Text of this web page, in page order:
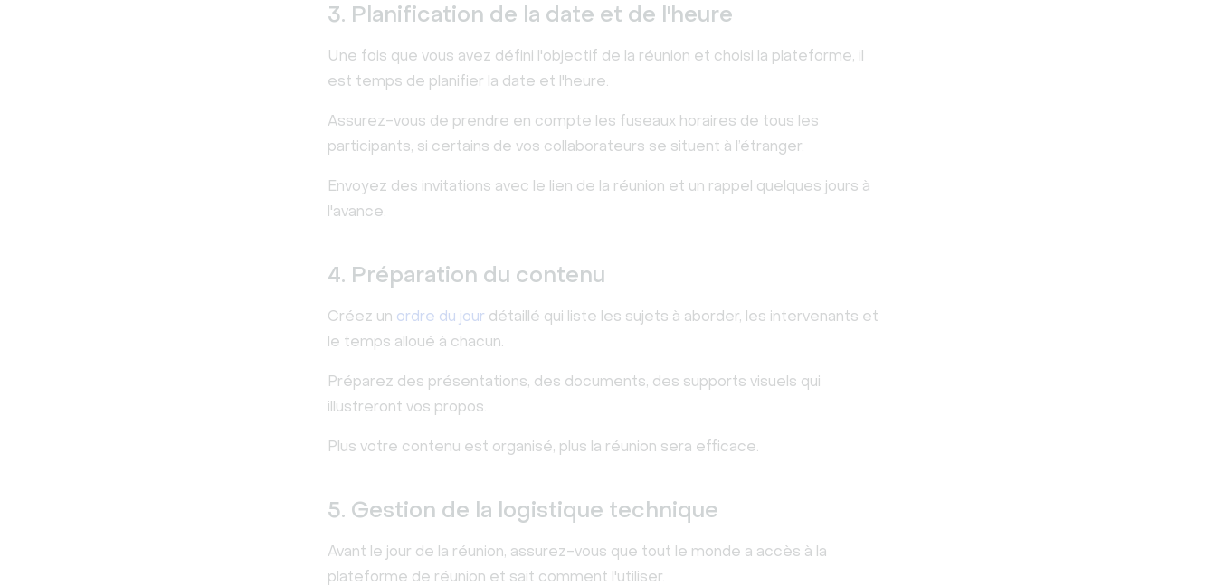
3. Planification de la date et de l'heure
Une fois que vous avez défini l'objectif de la réunion et choisi la plateforme, il
est temps de planifier la date et l'heure.
Assurez-vous de prendre en compte les fuseaux horaires de tous les
participants, si certains de vos collaborateurs se situent à l’étranger.
Envoyez des invitations avec le lien de la réunion et un rappel quelques jours à
l'avance.
4. Préparation du contenu
Créez un ordre du jour détaillé qui liste les sujets à aborder, les intervenants et
le temps alloué à chacun.
Préparez des présentations, des documents, des supports visuels qui
illustreront vos propos.
Plus votre contenu est organisé, plus la réunion sera efficace.
5. Gestion de la logistique technique
Avant le jour de la réunion, assurez-vous que tout le monde a accès à la
plateforme de réunion et sait comment l'utiliser.